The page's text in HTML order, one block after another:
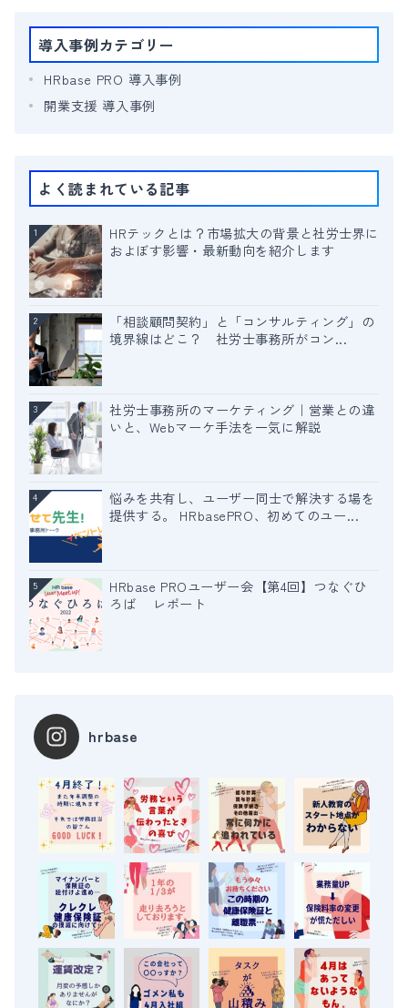
導入事例カテゴリー
HRbase PRO 導入事例
開業支援 導入事例
よく読まれている記事
1
HRテックとは？市場拡大の背景と社労士界に
およぼす影響・最新動向を紹介します
2
「相談顧問契約」と「コンサルティング」の
境界線はどこ？ 社労士事務所がコン...
3
社労士事務所のマーケティング｜営業との違
いと、Webマーケ手法を一気に解説
4
悩みを共有し、ユーザー同士で解決する場を
提供する。 HRbasePRO、初めてのユー...
5
HRbase PROユーザー会【第4回】つなぐひ
ろば レポート
hrbase